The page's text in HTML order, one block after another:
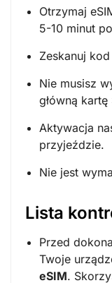
Otrzymaj
5-10 minut
Zeskanuj
Nie musisz
główną
Aktywacja
przyjeździe.
Nie jest
Lista
Przed
Twoje
eSIM.